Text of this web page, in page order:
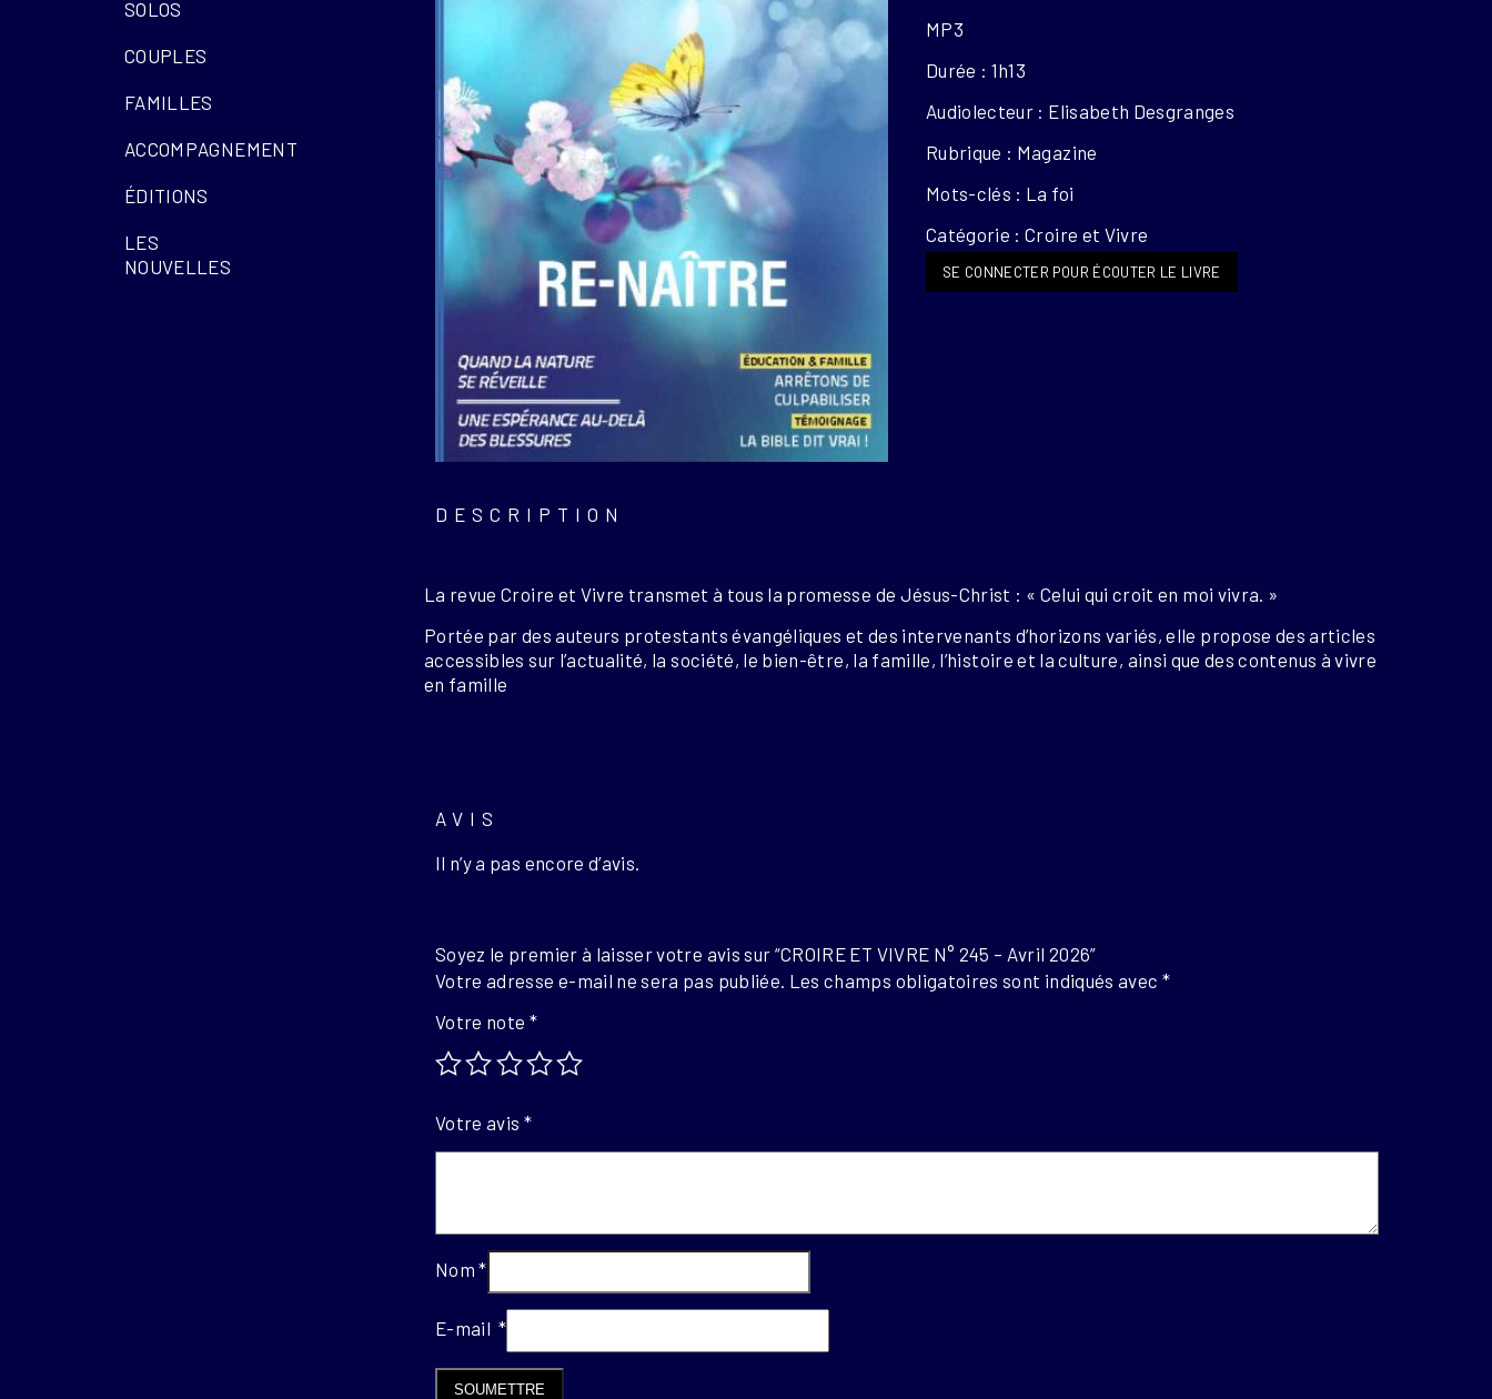
SOLOS
COUPLES
FAMILLES
ACCOMPAGNEMENT
ÉDITIONS
LES
NOUVELLES
MP3
Durée : 1h13
Audiolecteur : Elisabeth Desgranges
Rubrique : Magazine
Mots-clés : La foi
Catégorie : Croire et Vivre
SE CONNECTER POUR ÉCOUTER LE LIVRE
DESCRIPTION
La revue Croire et Vivre transmet à tous la promesse de Jésus-Christ : « Celui qui croit en moi vivra. »
Portée par des auteurs protestants évangéliques et des intervenants d’horizons variés, elle propose des articles
accessibles sur l’actualité, la société, le bien-être, la famille, l’histoire et la culture, ainsi que des contenus à vivre
en famille
AVIS
Il n’y a pas encore d’avis.
Soyez le premier à laisser votre avis sur “CROIRE ET VIVRE N° 245 – Avril 2026”
Votre adresse e-mail ne sera pas publiée. Les champs obligatoires sont indiqués avec *
Votre note *
Votre avis *
Nom*
E-mail *